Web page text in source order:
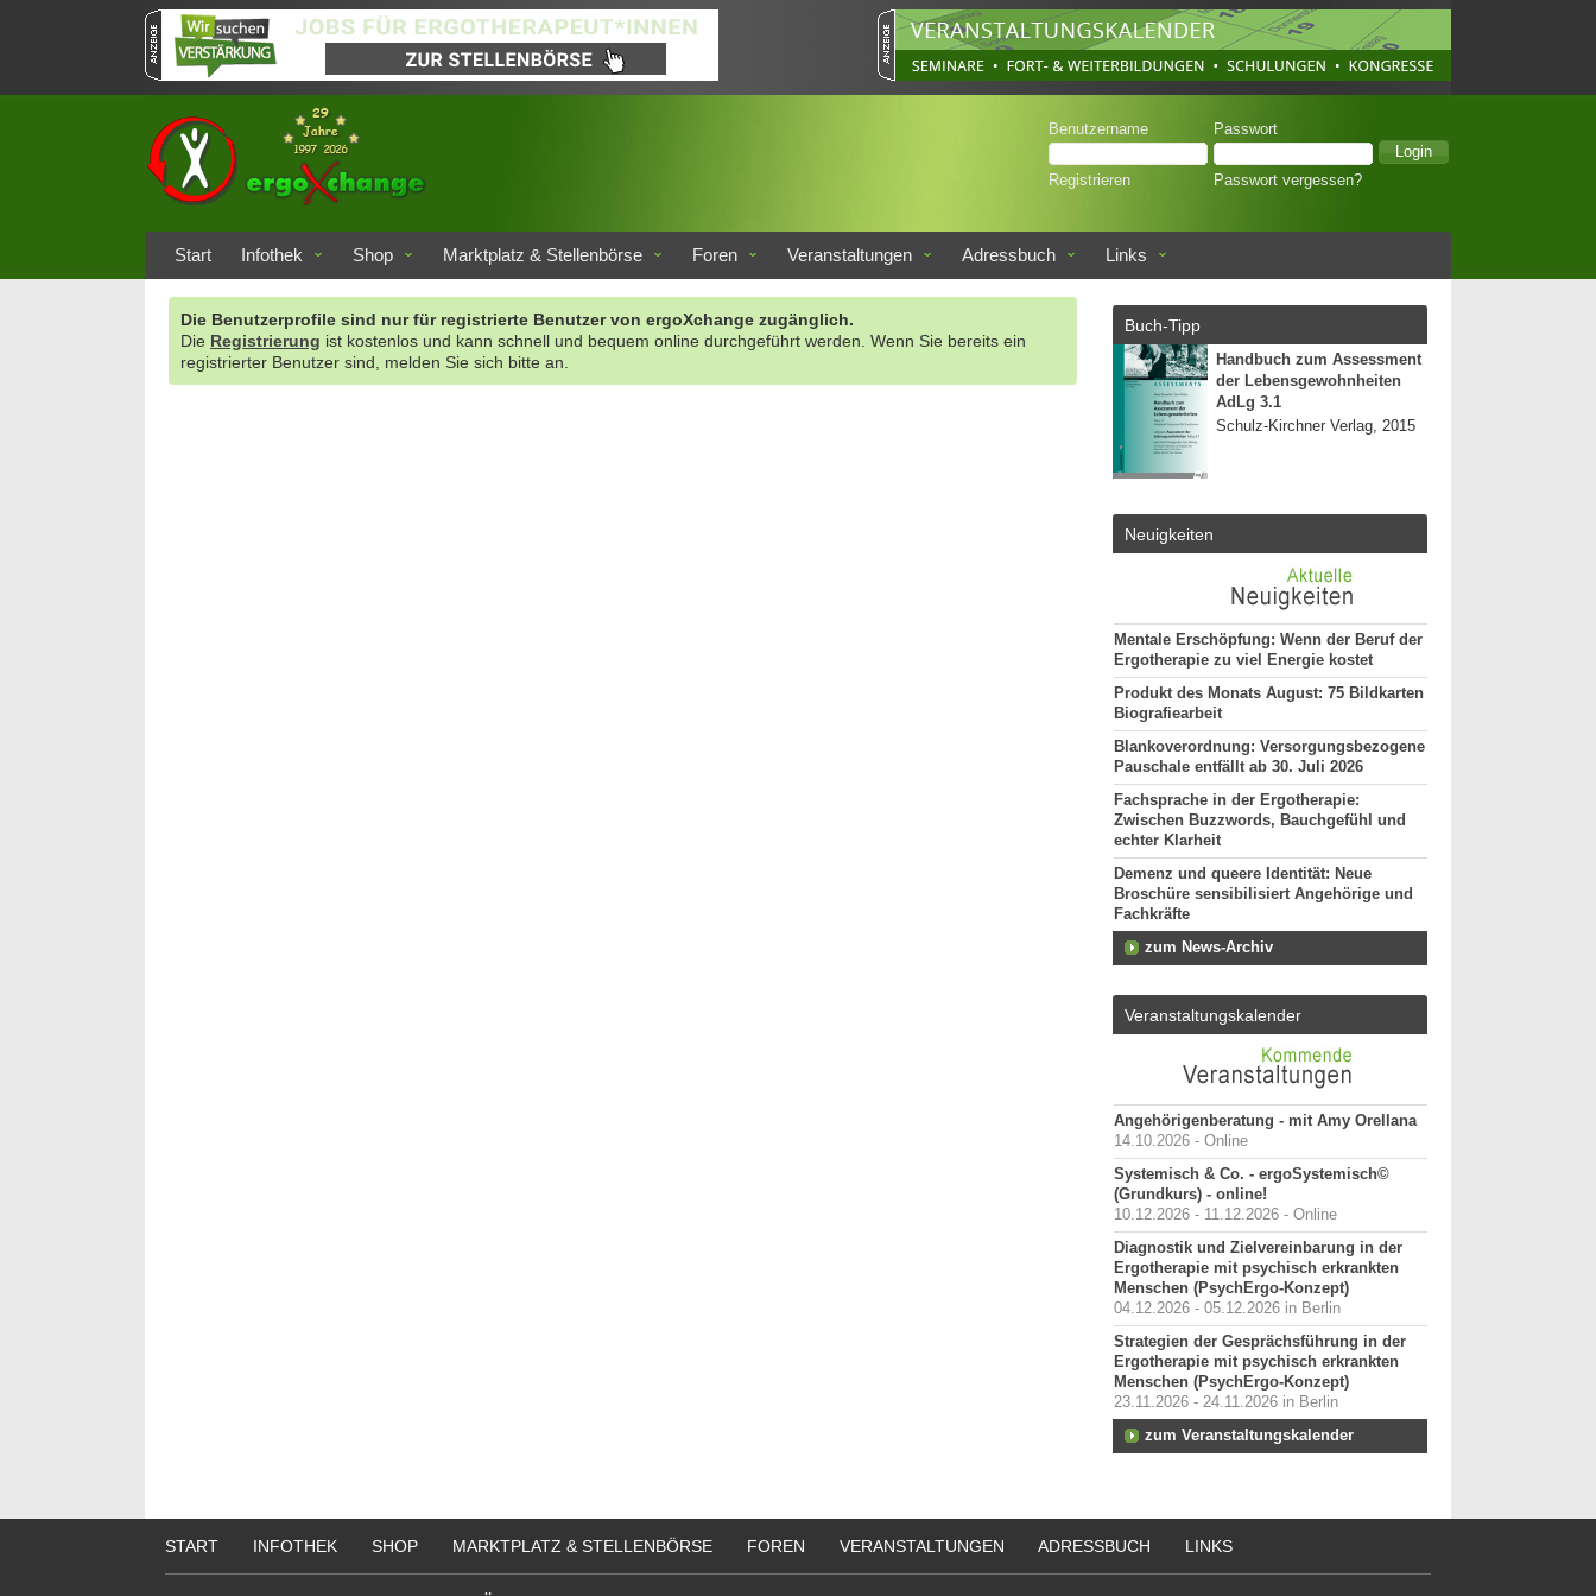
Benutzername Passwort
Registrieren Passwort vergessen?
Start Infothek Shop Marktplatz & Stellenbörse Foren Veranstaltungen Adressbuch Links
Die Benutzerprofile sind nur für registrierte Benutzer von ergoXchange zugänglich.
Die Registrierung ist kostenlos und kann schnell und bequem online durchgeführt werden. Wenn Sie bereits ein
registrierter Benutzer sind, melden Sie sich bitte an.
Buch-Tipp
Handbuch zum Assessment
der Lebensgewohnheiten
AdLg 3.1
Schulz-Kirchner Verlag, 2015
Neuigkeiten
Mentale Erschöpfung: Wenn der Beruf der
Ergotherapie zu viel Energie kostet
Produkt des Monats August: 75 Bildkarten
Biografiearbeit
Blankoverordnung: Versorgungsbezogene
Pauschale entfällt ab 30. Juli 2026
Fachsprache in der Ergotherapie:
Zwischen Buzzwords, Bauchgefühl und
echter Klarheit
Demenz und queere Identität: Neue
Broschüre sensibilisiert Angehörige und
Fachkräfte
zum News-Archiv
Veranstaltungskalender
Angehörigenberatung - mit Amy Orellana
14.10.2026 - Online
Systemisch & Co. - ergoSystemisch©
(Grundkurs) - online!
10.12.2026 - 11.12.2026 - Online
Diagnostik und Zielvereinbarung in der
Ergotherapie mit psychisch erkrankten
Menschen (PsychErgo-Konzept)
04.12.2026 - 05.12.2026 in Berlin
Strategien der Gesprächsführung in der
Ergotherapie mit psychisch erkrankten
Menschen (PsychErgo-Konzept)
23.11.2026 - 24.11.2026 in Berlin
zum Veranstaltungskalender
START INFOTHEK SHOP MARKTPLATZ & STELLENBÖRSE FOREN VERANSTALTUNGEN ADRESSBUCH LINKS